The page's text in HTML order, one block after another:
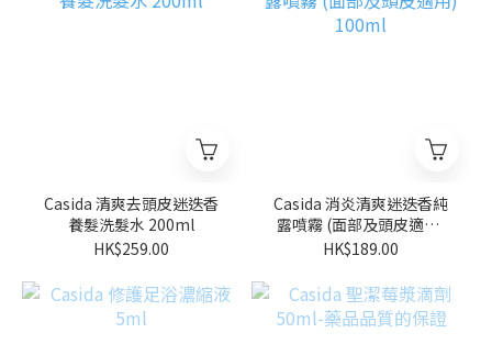
Casida 清爽去頭皮迷迭香
養髮洗髮水 200ml
HK$259.00
Casida 消炎清爽迷迭香純
露噴霧 (面部及頭皮適用)
100ml
HK$189.00